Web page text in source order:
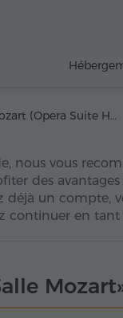
Salle Mozart (Opera Suite Hotel)
nous vous
des
déjà un compte,
continuer en tant